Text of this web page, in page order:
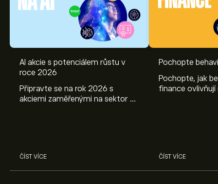
AI akcie s potenciálem růstu v
roce 2026
Připravte se na rok 2026 s
akciemi zaměřenými na sektor AI.
ČÍST VÍCE
Pochopte
Pochopte, jak
finance
ČÍST VÍCE